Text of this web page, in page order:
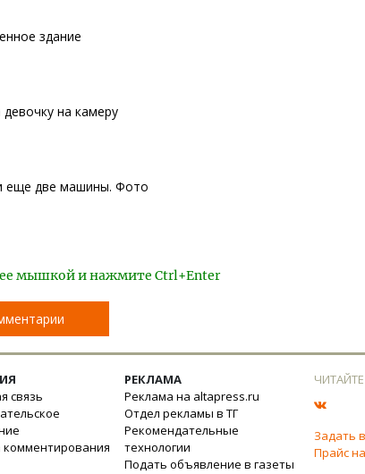
здание
на камеру
еще две машины. Фото
мышкой и нажмите Ctrl+Enter
связь
РЕКЛАМА
Реклама на altapress.ru
Отдел рекламы в ТГ
Рекомендательные
технологии
Подать объявление в газеты
Задать
Прайс